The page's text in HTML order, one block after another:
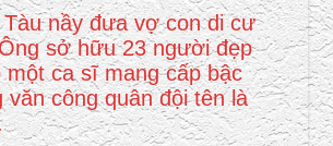
nầy đưa vợ con di cư
sở hữu 23 người đẹp
một ca sĩ mang cấp bậc
công quân đội tên là